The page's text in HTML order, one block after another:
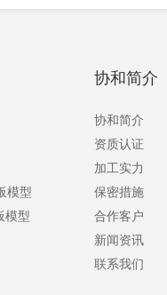
模型
模型
协和简介
协和简介
资质认证
加工实力
保密措施
合作客户
新闻资讯
联系我们